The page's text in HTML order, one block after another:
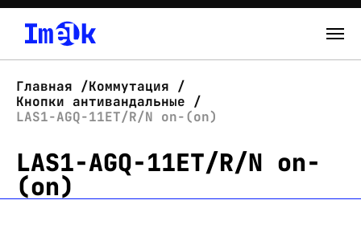
О нас
Новости
Склад
Главная
Коммутация
Кнопки антивандальные
LAS1-AGQ-11ET/R/N on-(on)
LAS1-AGQ-11ET/R/N on-
(on)